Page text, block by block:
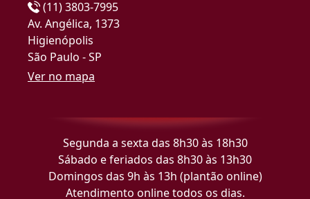
(11) 3803-7995
Av. Angélica, 1373
Higienópolis
São Paulo - SP
Ver no mapa
Segunda a sexta das 8h30 às 18h30
Sábado e feriados das 8h30 às 13h30
Domingos das 9h às 13h (plantão online)
Atendimento online todos os dias.